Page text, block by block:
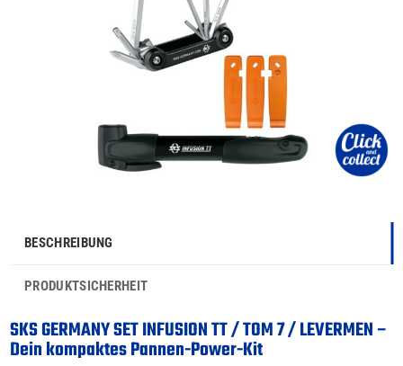
BESCHREIBUNG
PRODUKTSICHERHEIT
SKS GERMANY SET INFUSION TT / TOM 7 / LEVERMEN –
Dein kompaktes Pannen-Power-Kit